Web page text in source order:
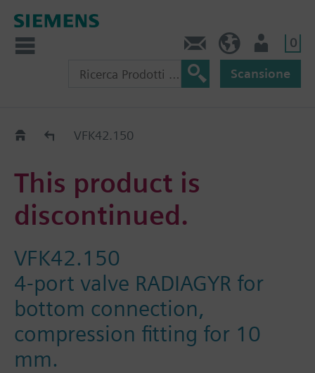
0
Scansione
Old2NewVFK42.150
This product is
discontinued.
VFK42.150
4-port valve RADIAGYR for
bottom connection,
compression fitting for 10
mm.